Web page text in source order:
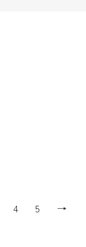
4 5 →